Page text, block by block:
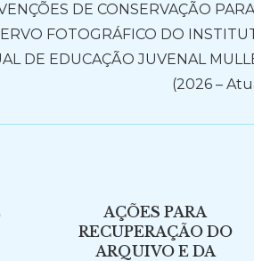
DE CONSERVAÇÃO
FOTOGRÁFICO DO
DE EDUCAÇÃO JUVENAL
(2026 –
AÇÕES PARA
RECUPERAÇÃO DO
ARQUIVO E DA